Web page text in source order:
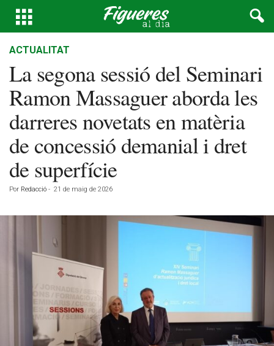
ACTUALITAT
La segona sessió del Seminari
Ramon Massaguer aborda les
darreres novetats en matèria
de concessió demanial i dret
de superfície
Por Redacció - 21 de maig de 2026